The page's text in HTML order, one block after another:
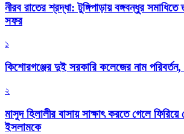
নীরব রাতের শ্রদ্ধা: টুঙ্গিপাড়ায় বঙ্গবন্ধুর
সফর
১
কিশোরগঞ্জের দুই সরকারি কলেজের নাম
২
মাসুদ হিলালীর বাসায় সাক্ষাৎ করতে গেলে
ইসলামকে